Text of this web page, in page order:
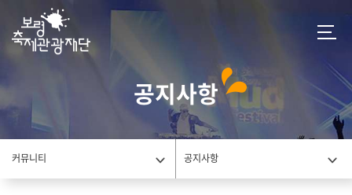
공지사항
커뮤니티 공지사항